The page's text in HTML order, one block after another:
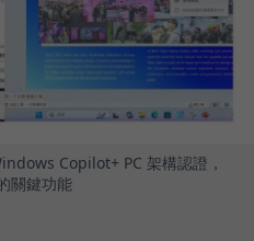
Copilot+ PC 架構認證，
關鍵功能